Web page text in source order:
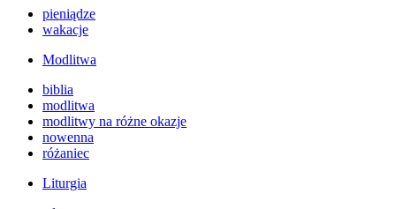
pieniądze
wakacje
Modlitwa
biblia
modlitwa
modlitwy na różne okazje
nowenna
różaniec
Liturgia